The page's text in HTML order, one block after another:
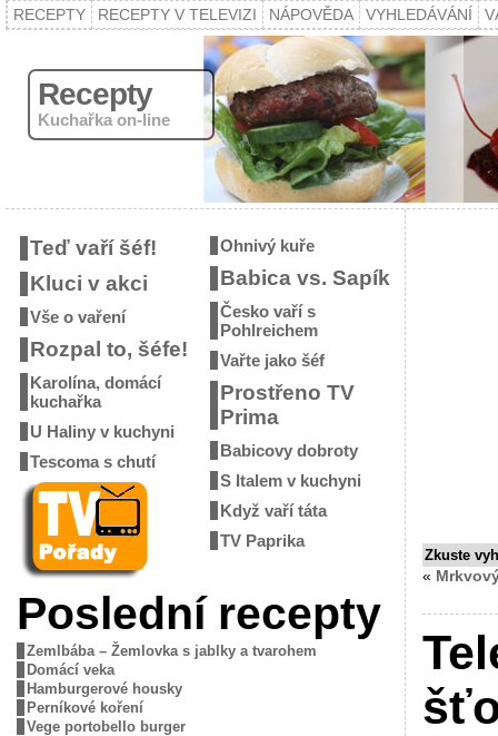
RECEPTY RECEPTY V TELEVIZI NÁPOVĚDA VYHLEDÁVÁNÍ
Recepty
Kuchařka on-line
Teď vaří šéf!
Kluci v akci
Vše o vaření
Rozpal to, šéfe!
Karolína, domácí
kuchařka
U Haliny v kuchyni
Tescoma s chutí
Ohnivý kuře
Babica vs. Sapík
Česko vaří s
Pohlreichem
Vařte jako šéf
Prostřeno TV
Prima
Babicovy dobroty
S Italem v kuchyni
Když vaří táta
TV Paprika
Poslední recepty
Zemlbába – Žemlovka s jablky a tvarohem
Domácí veka
Hamburgerové housky
Perníkové koření
Vege portobello burger
Zkuste
«